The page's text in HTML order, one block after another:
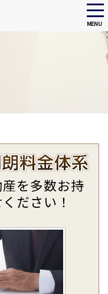
MENU
を多数お持
ださい！